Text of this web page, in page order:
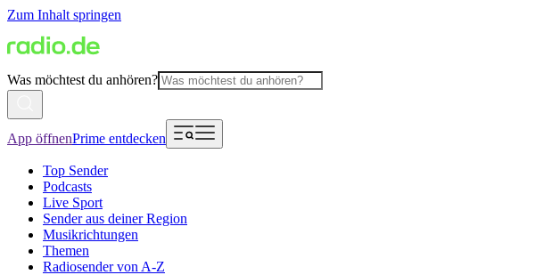
Zum Inhalt springen
Was möchtest du anhören?
App öffnenPrime entdecken
Top Sender
Podcasts
Live Sport
Sender aus deiner Region
Musikrichtungen
Themen
Radiosender von A-Z